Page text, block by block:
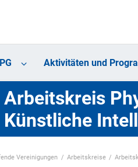
Aktivitäten und
Arbeitskreis
Künstliche
Vereinigungen Arbeitskreise